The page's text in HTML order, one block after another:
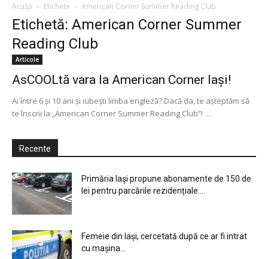
Acasă Etichete American Corner Summer Reading Club
Etichetă: American Corner Summer
Reading Club
Articole
AsCOOLtă vara la American Corner Iași!
Ai între 6 și 10 ani și iubești limba engleză? Dacă da, te așteptăm să
te înscrii la „American Corner Summer Reading Club”! ...
Recente
Primăria Iași propune abonamente de 150 de
lei pentru parcările rezidențiale....
Femeie din Iași, cercetată după ce ar fi intrat
cu mașina...